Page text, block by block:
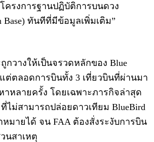
ครงการฐานปฏิบัติการบนดวง
Base) ทันทีที่มีข้อมูลเพิ่มเติม”
กวางให้เป็นจรวดหลักของ Blue
ต่ตลอดการบินทั้ง 3 เที่ยวบินที่ผ่านมา
หลายครั้ง โดยเฉพาะภารกิจล่าสุด
ไม่สามารถปล่อยดาวเทียม BlueBird
หมายได้ จน FAA ต้องสั่งระงับการบิน
นสาเหตุ